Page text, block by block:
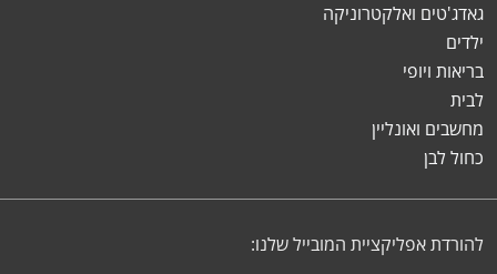
גאדג'טים ואלקטרוניקה
ילדים
בריאות ויופי
לבית
מחשבים ואונליין
כחול לבן
להורדת אפליקציית המובייל שלנו: